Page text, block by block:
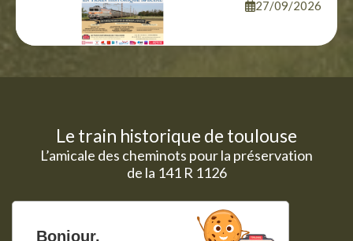
27/09/2026
Le train historique de toulouse
L’amicale des cheminots pour la préservation
de la 141 R 1126
Programme 2025
Programme 2024
Bonjour,